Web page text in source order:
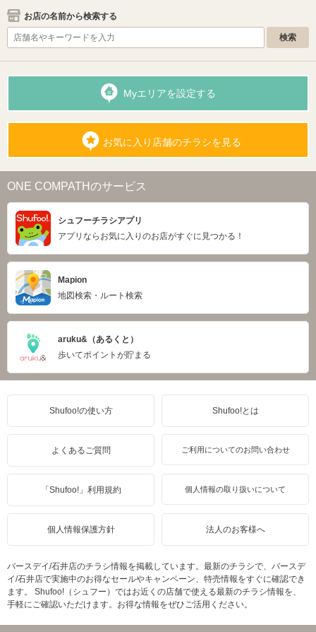
お店の名前から検索する
Myエリアを設定する
お気に入り店舗のチラシを見る
ONE COMPATHのサービス
シュフーチラシアプリ
アプリならお気に入りのお店がすぐに見つかる！
Mapion
地図検索・ルート検索
aruku&（あるくと）
歩いてポイントが貯まる
Shufoo!の使い方 Shufoo!とは
よくあるご質問 ご利用についてのお問い合わせ
「Shufoo!」利用規約 個人情報の取り扱いについて
個人情報保護方針 法人のお客様へ
バースデイ/石井店のチラシ情報を掲載しています。最新のチラシで、バースデ
イ/石井店で実施中のお得なセールやキャンペーン、特売情報をすぐに確認でき
ます。 Shufoo!（シュフー）ではお近くの店舗で使える最新のチラシ情報を、
手軽にご確認いただけます。お得な情報をぜひご活用ください。